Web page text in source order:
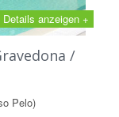
Details anzeigen +
/
Pelo)